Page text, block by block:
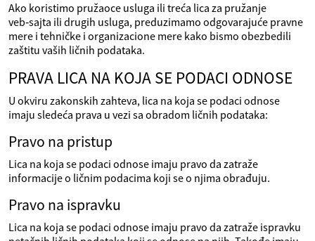
Ako koristimo pružaoce usluga ili treća lica za pružanje
veb‑sajta ili drugih usluga, preduzimamo odgovarajuće pravne
mere i tehničke i organizacione mere kako bismo obezbedili
zaštitu vaših ličnih podataka.
PRAVA LICA NA KOJA SE PODACI ODNOSE
U okviru zakonskih zahteva, lica na koja se podaci odnose
imaju sledeća prava u vezi sa obradom ličnih podataka:
Pravo na pristup
Lica na koja se podaci odnose imaju pravo da zatraže
informacije o ličnim podacima koji se o njima obrađuju.
Pravo na ispravku
Lica na koja se podaci odnose imaju pravo da zatraže ispravku